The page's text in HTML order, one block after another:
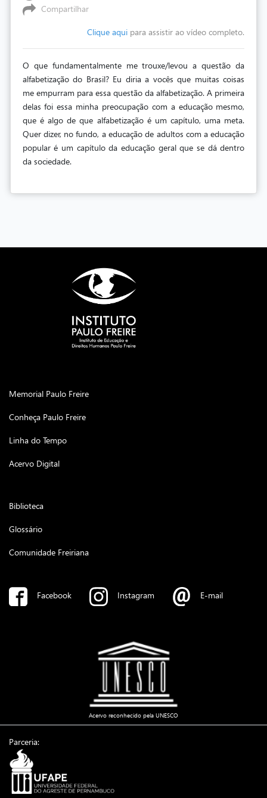
Compartilhar
Clique aqui para assistir ao vídeo completo.
O que fundamentalmente me trouxe/levou a questão da
alfabetização do Brasil? Eu diria a vocês que muitas coisas
me empurram para essa questão da alfabetização. A primeira
delas foi essa minha preocupação com a educação mesmo,
que é algo de que alfabetização é um capítulo, uma meta.
Quer dizer, no fundo, a educação de adultos com a educação
popular é um capítulo da educação geral que se dá dentro
da sociedade.
Memorial Paulo Freire
Conheça Paulo Freire
Linha do Tempo
Acervo Digital
Biblioteca
Glossário
Comunidade Freiriana
Facebook Instagram E-mail
Acervo reconhecido pela UNESCO
Parceria: